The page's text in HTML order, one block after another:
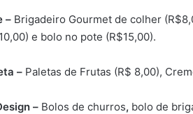
– Brigadeiro Gourmet de colher
e bolo no pote (R$15,00).
– Paletas de Frutas (R$ 8,00),
– Bolos de churros, bolo de